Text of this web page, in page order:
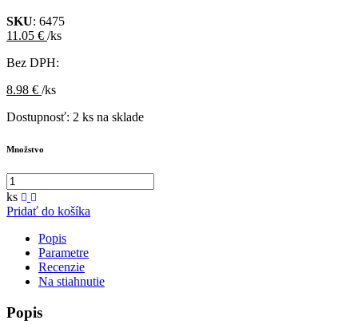
SKU: 6475
11.05 € /ks
Bez DPH:
8.98 € /ks
Dostupnosť: 2 ks na sklade
Množstvo
ks
Pridať do košíka
Popis
Parametre
Recenzie
Na stiahnutie
Popis